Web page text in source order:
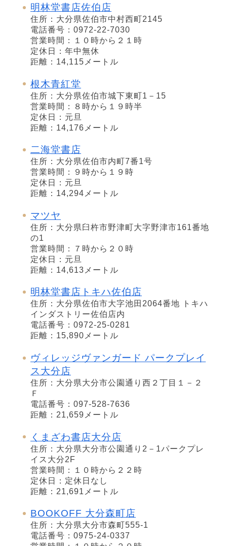
明林堂書店佐伯店
住所：大分県佐伯市中村西町2145
電話番号：0972-22-7030
営業時間：１０時から２１時
定休日：年中無休
距離：14,115メートル
根木青紅堂
住所：大分県佐伯市城下東町1－15
営業時間：８時から１９時半
定休日：元旦
距離：14,176メートル
二海堂書店
住所：大分県佐伯市内町7番1号
営業時間：９時から１９時
定休日：元旦
距離：14,294メートル
マツヤ
住所：大分県臼杵市野津町大字野津市161番地
の1
営業時間：７時から２０時
定休日：元旦
距離：14,613メートル
明林堂書店トキハ佐伯店
住所：大分県佐伯市大字池田2064番地 トキハ
インダストリー佐伯店内
電話番号：0972-25-0281
距離：15,890メートル
ヴィレッジヴァンガード パークプレイ
ス大分店
住所：大分県大分市公園通り西２丁目１－２
Ｆ
電話番号：097-528-7636
距離：21,659メートル
くまざわ書店大分店
住所：大分県大分市公園通り2－1パークプレ
イス大分2F
営業時間：１０時から２２時
定休日：定休日なし
距離：21,691メートル
BOOKOFF 大分森町店
住所：大分県大分市森町555-1
電話番号：0975-24-0337